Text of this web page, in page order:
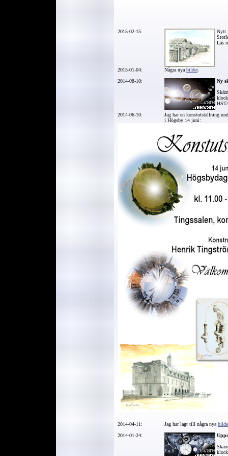
2015-02-15: Nytt
Läs
2015-01-04: Några nya bilder.
2014-08-10:
Ny
2014-06-10:
Jag har en konstutställning
i Högsby 14 juni:
2014-04-11: Jag har lagt till några nya
2014-01-24: